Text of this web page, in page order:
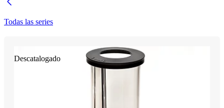
Todas las series
Descatalogado